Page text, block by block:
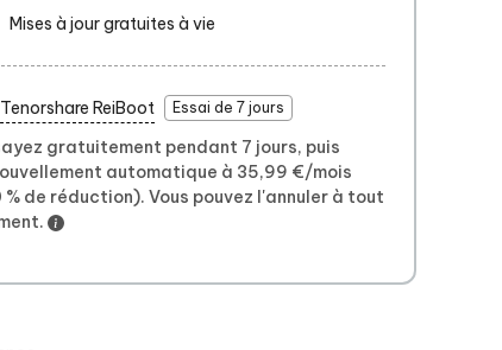
Mises à jour gratuites à vie
Tenorshare ReiBoot Essai de 7 jours
gratuitement pendant 7 jours, puis
automatique à 35,99 €/mois
% de réduction). Vous pouvez l'annuler à tout